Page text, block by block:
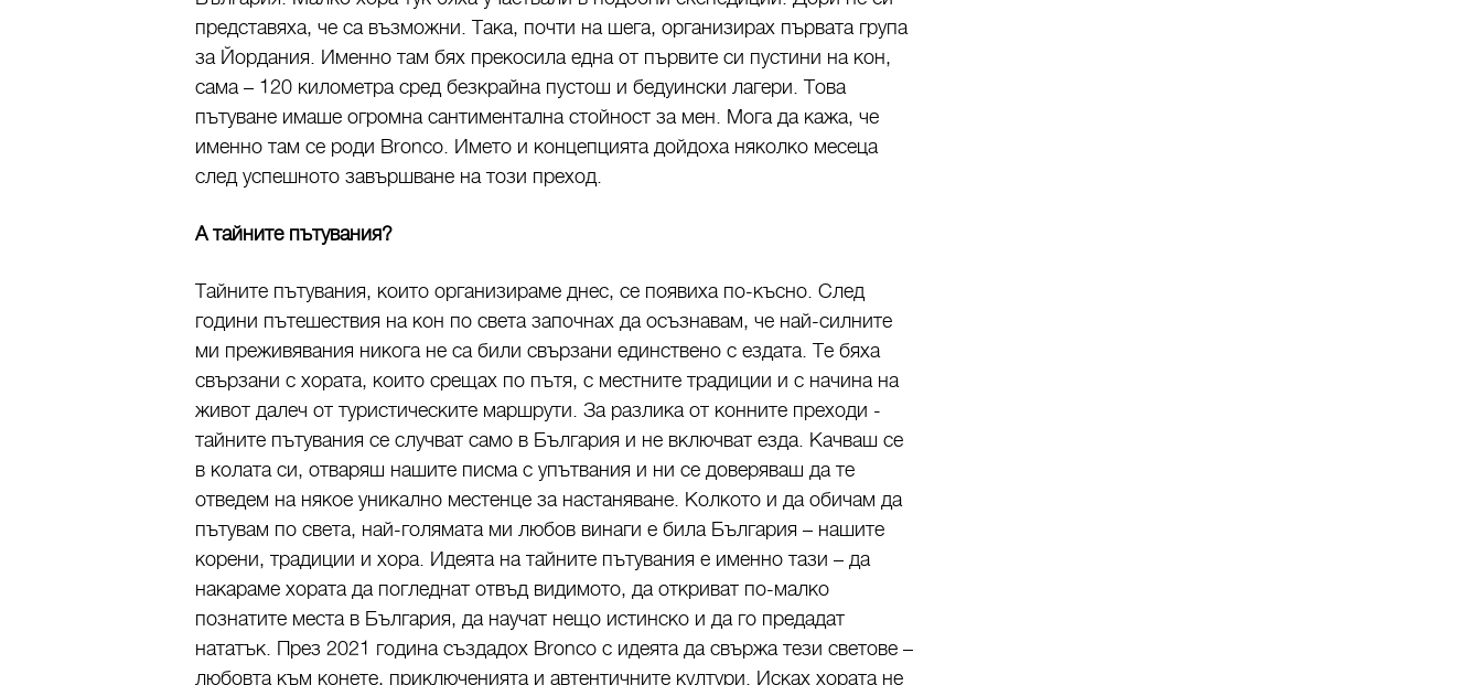
представяха, че са възможни. Така, почти на шега, организирах първата група
за Йордания. Именно там бях прекосила една от първите си пустини на кон,
сама – 120 километра сред безкрайна пустош и бедуински лагери. Това
пътуване имаше огромна сантиментална стойност за мен. Мога да кажа, че
именно там се роди Bronco. Името и концепцията дойдоха няколко месеца
след успешното завършване на този преход.
А тайните пътувания?
Тайните пътувания, които организираме днес, се появиха по-късно. След
години пътешествия на кон по света започнах да осъзнавам, че най-силните
ми преживявания никога не са били свързани единствено с ездата. Те бяха
свързани с хората, които срещах по пътя, с местните традиции и с начина на
живот далеч от туристическите маршрути. За разлика от конните преходи -
тайните пътувания се случват само в България и не включват езда. Качваш се
в колата си, отваряш нашите писма с упътвания и ни се доверяваш да те
отведем на някое уникално местенце за настаняване. Колкото и да обичам да
пътувам по света, най-голямата ми любов винаги е била България – нашите
корени, традиции и хора. Идеята на тайните пътувания е именно тази – да
накараме хората да погледнат отвъд видимото, да откриват по-малко
познатите места в България, да научат нещо истинско и да го предадат
нататък. През 2021 година създадох Bronco с идеята да свържа тези светове –
любовта към конете, приключенията и автентичните култури. Исках хората не